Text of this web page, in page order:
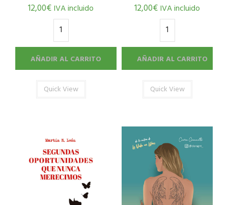
12,00€IVA incluido
AÑADIR AL CARRITO
Quick View
12,00€IVA incluido
AÑADIR AL CARRITO
Quick View